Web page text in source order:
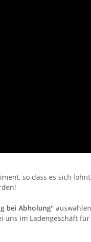
so dass es sich
bei Abholung"
uns im Ladengeschäft